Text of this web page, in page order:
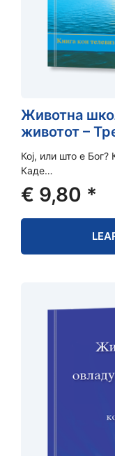
Животна
животот –
Кој, или што е
Каде…
€ 9,80 *